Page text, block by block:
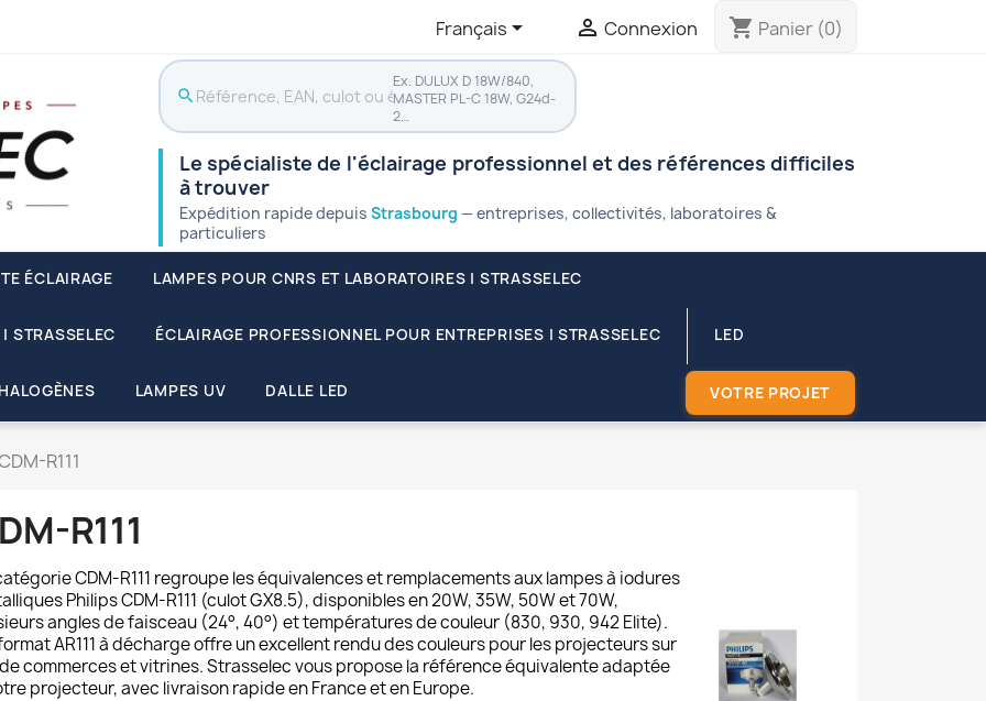
Français  Connexion shopping_cart Panier (0)
search
Ex. DULUX D 18W/840,
MASTER PL-C 18W, G24d-
2…
Le spécialiste de l'éclairage professionnel et des références difficiles
à trouver
Expédition rapide depuis Strasbourg — entreprises, collectivités, laboratoires &
particuliers
ÉCLAIRAGE LAMPES POUR CNRS ET LABORATOIRES | STRASSELEC
STRASSELEC ÉCLAIRAGE PROFESSIONNEL POUR ENTREPRISES | STRASSELEC LED
LAMPES UV DALLE LED VOTRE PROJET
R111
R111
CDM-R111 regroupe les équivalences et remplacements aux lampes à iodures
Philips CDM-R111 (culot GX8.5), disponibles en 20W, 35W, 50W et 70W,
angles de faisceau (24°, 40°) et températures de couleur (830, 930, 942 Elite).
AR111 à décharge offre un excellent rendu des couleurs pour les projecteurs sur
commerces et vitrines. Strasselec vous propose la référence équivalente adaptée
projecteur, avec livraison rapide en France et en Europe.